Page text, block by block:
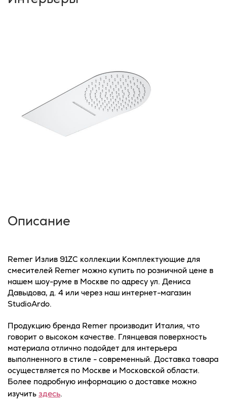
Описание
Remer Излив 91ZC коллекции Комплектующие для
смесителей Remer можно купить по розничной цене в
нашем шоу-руме в Москве по адресу ул. Дениса
Давыдова, д. 4 или через наш интернет-магазин
StudioArdo.
Продукцию бренда Remer производит Италия, что
говорит о высоком качестве. Глянцевая поверхность
материала отлично подойдет для интерьера
выполненного в стиле - современный. Доставка товара
осуществляется по Москве и Московской области.
Более подробную информацию о доставке можно
изучить здесь.